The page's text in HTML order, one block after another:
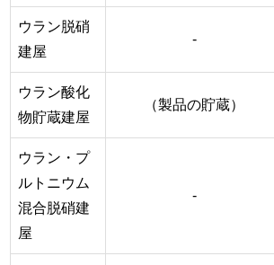
ウラン脱硝
建屋
-
ウラン酸化
物貯蔵建屋
（製品の貯蔵）
ウラン・プ
ルトニウム
混合脱硝建
屋
-